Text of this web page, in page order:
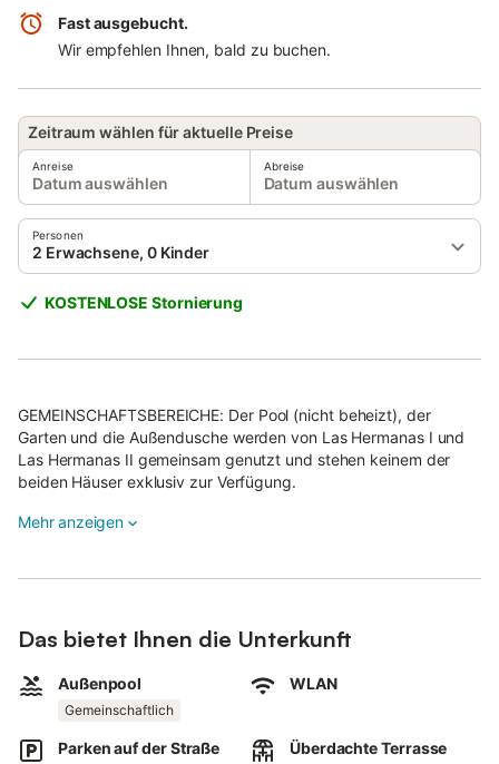
Fast ausgebucht.
Wir empfehlen Ihnen, bald zu buchen.
Zeitraum wählen für aktuelle Preise
Anreise
Datum auswählen
Abreise
Datum auswählen
Personen
2 Erwachsene, 0 Kinder
KOSTENLOSE Stornierung
GEMEINSCHAFTSBEREICHE: Der Pool (nicht beheizt), der
Garten und die Außendusche werden von Las Hermanas I und
Las Hermanas II gemeinsam genutzt und stehen keinem der
beiden Häuser exklusiv zur Verfügung.
Jede Unterkunft hat eine eigene Terrasse mit Liegestühlen,
Vom Pool aus genießen Sie einen herrlichen Blick auf die Insel La
Das Ferienhaus "Las Hermanas II" befindet sich in Guía de Isora
Umgeben von viel Grün verfügt das Haus über ein Wohnzimmer,
und bietet Platz für 2 Personen.
Mehr anzeigen
Das bietet Ihnen die Unterkunft
Außenpool
Gemeinschaftlich
WLAN
Parken auf der Straße Überdachte Terrasse